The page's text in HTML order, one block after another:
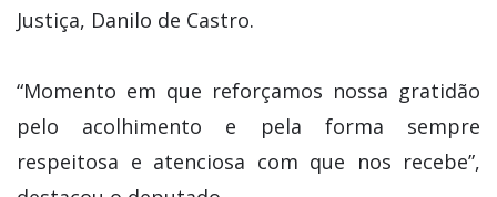
Justiça, Danilo de Castro.
“Momento em que reforçamos nossa gratidão
pelo acolhimento e pela forma sempre
respeitosa e atenciosa com que nos recebe”,